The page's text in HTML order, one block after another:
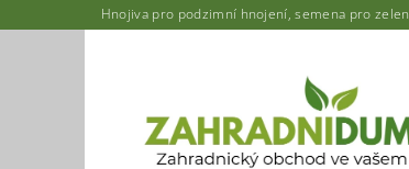
Hnojiva pro podzimní hnojení, semena pro